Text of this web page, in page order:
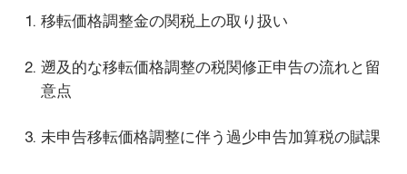
移転価格調整金の関税上の取り扱い
遡及的な移転価格調整の税関修正申告の流れと留
意点
未申告移転価格調整に伴う過少申告加算税の賦課